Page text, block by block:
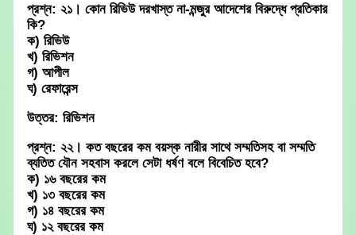
প্রশ্ন: ২১। কোন রিভিউ দরখাস্ত না-মন্জুর আদেশের বিরুদ্ধে প্রতিকার
কি?
ক) রিভিউ
খ) রিভিশন
গ) আপীল
ঘ) রেফারেন্স
উত্তর: রিভিশন
প্রশ্ন: ২২। কত বছরের কম বয়স্ক নারীর সাথে সম্মতিসহ বা সম্মতি
ব্যতিত যৌন সহবাস করলে সেটা ধর্ষণ বলে বিবেচিত হবে?
ক) ১৬ বছরের কম
খ) ১৩ বছরের কম
গ) ১৪ বছরের কম
ঘ) ১২ বছরের কম